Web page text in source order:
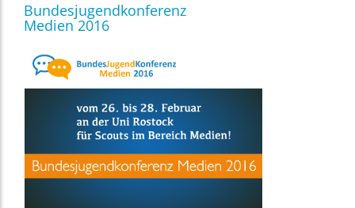
Bundesjugendkonferenz
Medien 2016